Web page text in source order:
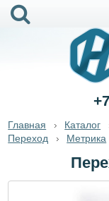
Главная Каталог
Переход
Метрика